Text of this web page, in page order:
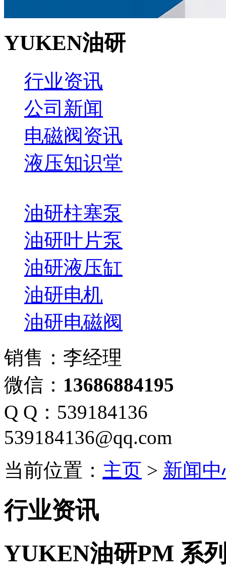
YUKEN油研
行业资讯
公司新闻
电磁阀资讯
液压知识堂
油研柱塞泵
油研叶片泵
油研液压缸
油研电机
油研电磁阀
销售：李经理
微信： 13686884195
Q Q：539184136
539184136@qq.com
当前位置： 主页 > 新闻
行业资讯
YUKEN油研PM 系